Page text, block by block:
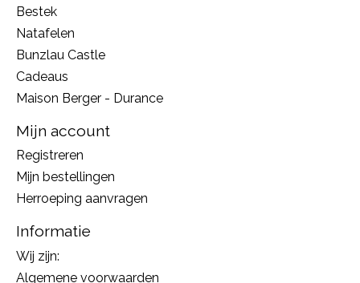
Bestek
Natafelen
Bunzlau Castle
Cadeaus
Maison Berger - Durance
Mijn account
Registreren
Mijn bestellingen
Herroeping aanvragen
Informatie
Wij zijn:
Algemene voorwaarden